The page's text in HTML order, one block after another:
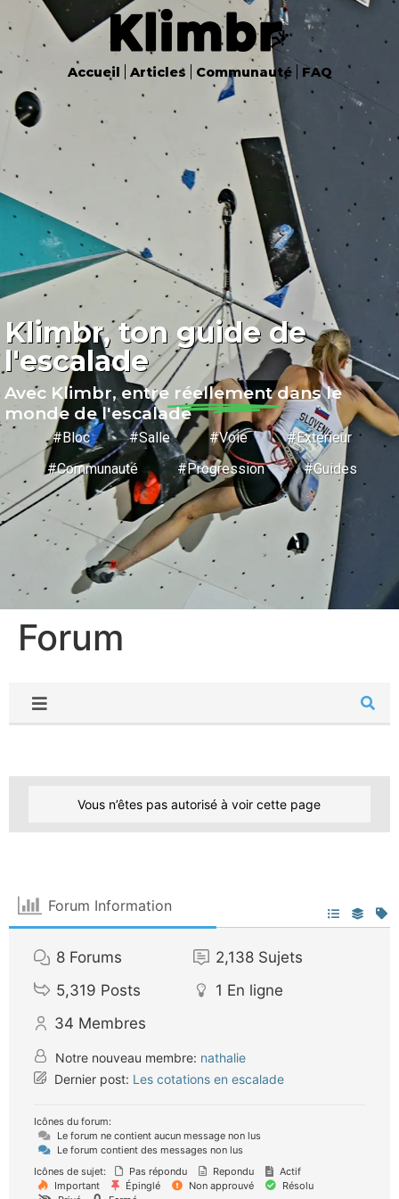
Accueil Articles Communauté FAQ
Klimbr, ton guide de
l'escalade
Avec Klimbr, entre réellement dans le
monde de l'escalade
#Bloc #Salle #Voie #Extérieur
#Communauté #Progression #Guides
Forum
Vous n’êtes pas autorisé à voir cette page
Forum Information
8 Forums 2,138 Sujets
5,319 Posts 1 En ligne
34 Membres
Notre nouveau membre: nathalie
Dernier post: Les cotations en escalade
Icônes du forum:
Le forum ne contient aucun message non lus
Le forum contient des messages non lus
Icônes de sujet:
Pas répondu Repondu
Actif
Important
Épinglé Non approuvé
Résolu